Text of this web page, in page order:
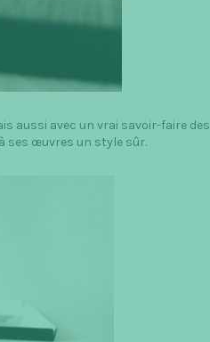
aussi avec un vrai savoir-faire des
ses œuvres un style sûr.